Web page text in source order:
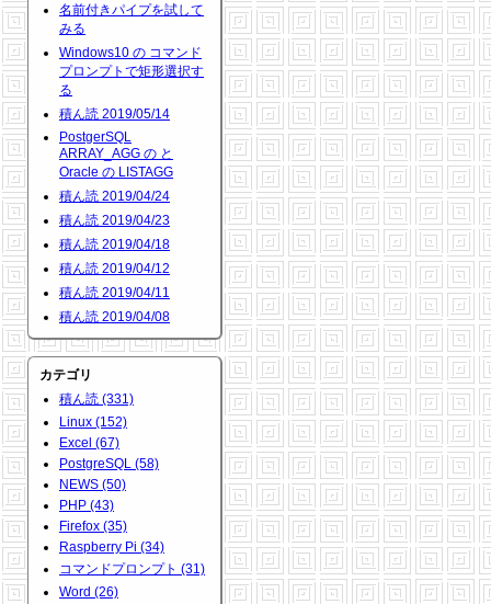
名前付きパイプを試して
みる
Windows10 の コマンド
プロンプトで矩形選択す
る
積ん読 2019/05/14
PostgerSQL
ARRAY_AGG の と
Oracle の LISTAGG
積ん読 2019/04/24
積ん読 2019/04/23
積ん読 2019/04/18
積ん読 2019/04/12
積ん読 2019/04/11
積ん読 2019/04/08
カテゴリ
積ん読 (331)
Linux (152)
Excel (67)
PostgreSQL (58)
NEWS (50)
PHP (43)
Firefox (35)
Raspberry Pi (34)
コマンドプロンプト (31)
Word (26)